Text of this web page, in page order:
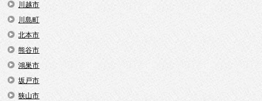
川越市
川島町
北本市
熊谷市
鴻巣市
坂戸市
狭山市